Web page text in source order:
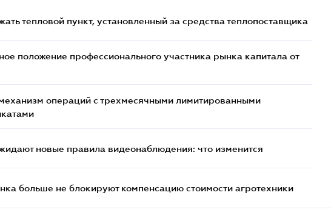
тепловой пункт, установленный за средства теплопоставщика
положение профессионального участника рынка капитала от
операций с трехмесячными лимитированными
новые правила видеонаблюдения: что изменится
больше не блокируют компенсацию стоимости агротехники